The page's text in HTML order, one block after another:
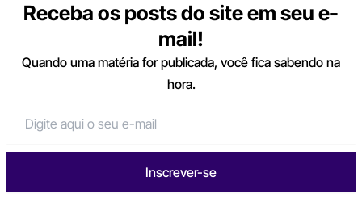
Receba os posts do site em seu e-
mail!
Quando uma matéria for publicada, você fica sabendo na
hora.
Inscrever-se